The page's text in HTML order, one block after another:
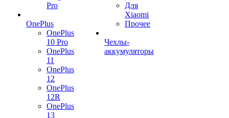
Pro
OnePlus
OnePlus
10 Pro
OnePlus
11
OnePlus
12
OnePlus
12R
OnePlus
13
Для
Xiaomi
Прочее
Чехлы-
аккумуляторы